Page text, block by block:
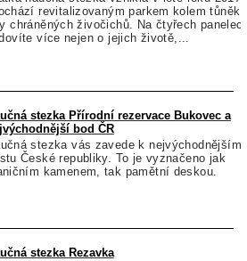
revitalizovaným parkem kolem tůněk,
chráněných živočichů. Na čtyřech
více nejen o jejich životě,...
stezka Přírodní rezervace Bukovec a
bod ČR
stezka vás zavede k
České republiky. To je vyznačeno jak
kamenem, tak pamětní deskou.
stezka Rezavka